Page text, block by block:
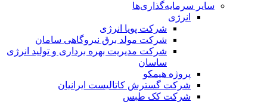
سایر سرمایه‌گذاری‌ها
انرژی
شرکت پویا انرژی
شرکت مولد برق نیروگاهی سامان
شرکت مدیریت بهره برداری و تولید انرژی
ساسان
پروژه هیمکو
شرکت گسترش کاتالیست ایرانیان
شرکت کک طبس